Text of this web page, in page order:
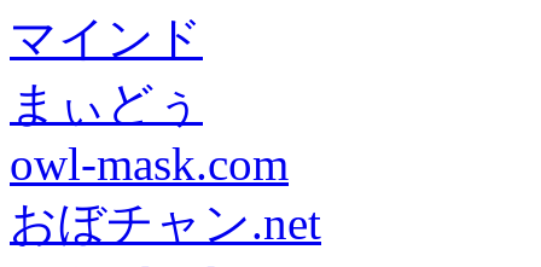
マインド
まぃどぅ
owl-mask.com
おぼチャン.net